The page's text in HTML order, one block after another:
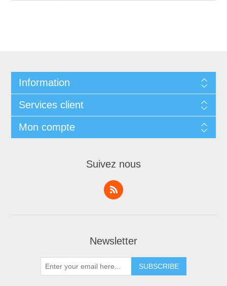
Information
Services client
Mon compte
Suivez nous
Newsletter